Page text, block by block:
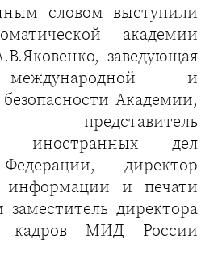
словом выступили
академии
заведующая
и
Академии,
представитель
иностранных дел
директор
информации и печати
директора
кадров МИД России